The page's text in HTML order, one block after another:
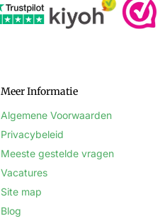
Meer Informatie
Algemene Voorwaarden
Privacybeleid
Meeste gestelde vragen
Vacatures
Site map
Blog